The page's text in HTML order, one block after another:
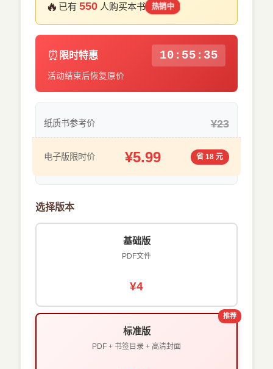
🔥 已有550 人购买本书 热销中
⏰ 限时特惠 10:55:34
活动结束后恢复原价
纸质书参考价 ¥23
电子版限时价 ¥5.99 省 18 元
选择版本
基础版
PDF文件
¥4
推荐
标准版
PDF + 书签目录 + 高清封面